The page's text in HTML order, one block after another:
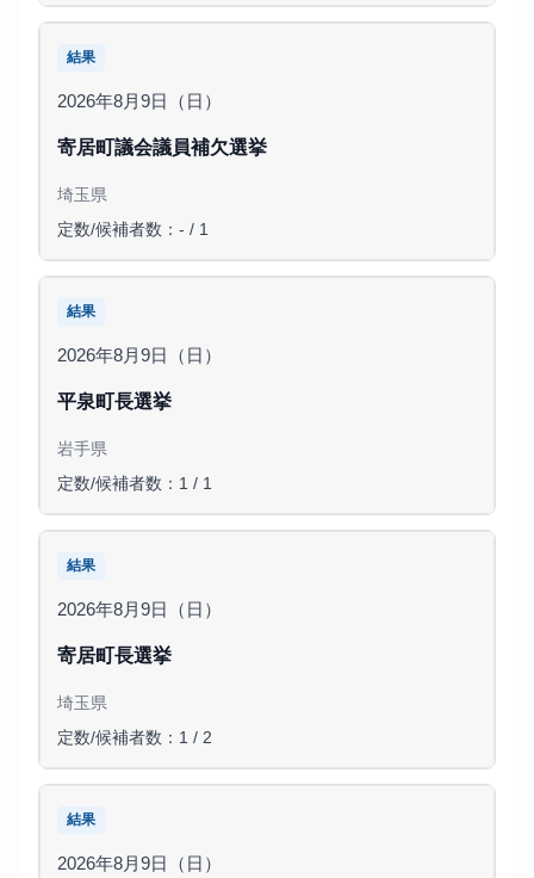
結果
2026年8月9日（日）
寄居町議会議員補欠選挙
埼玉県
定数/候補者数：- / 1
結果
2026年8月9日（日）
平泉町長選挙
岩手県
定数/候補者数：1 / 1
結果
2026年8月9日（日）
寄居町長選挙
埼玉県
定数/候補者数：1 / 2
結果
2026年8月9日（日）